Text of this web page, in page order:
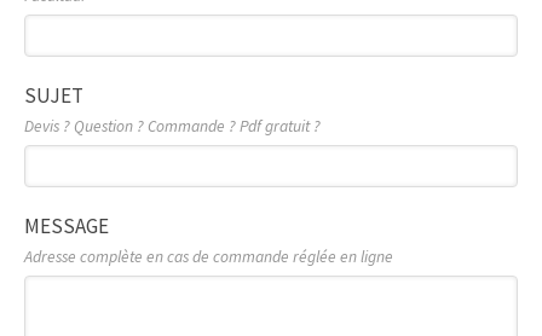
SUJET
Devis ? Question ? Commande ? Pdf gratuit ?
MESSAGE
Adresse complète en cas de commande réglée en ligne